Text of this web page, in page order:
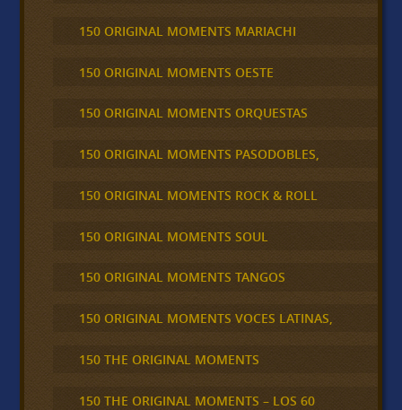
150 ORIGINAL MOMENTS MARIACHI
150 ORIGINAL MOMENTS OESTE
150 ORIGINAL MOMENTS ORQUESTAS
150 ORIGINAL MOMENTS PASODOBLES,
150 ORIGINAL MOMENTS ROCK & ROLL
150 ORIGINAL MOMENTS SOUL
150 ORIGINAL MOMENTS TANGOS
150 ORIGINAL MOMENTS VOCES LATINAS,
150 THE ORIGINAL MOMENTS
150 THE ORIGINAL MOMENTS – LOS 60